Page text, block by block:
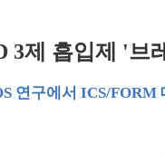
3제 흡입제 '브
연구에서 ICS/FORM